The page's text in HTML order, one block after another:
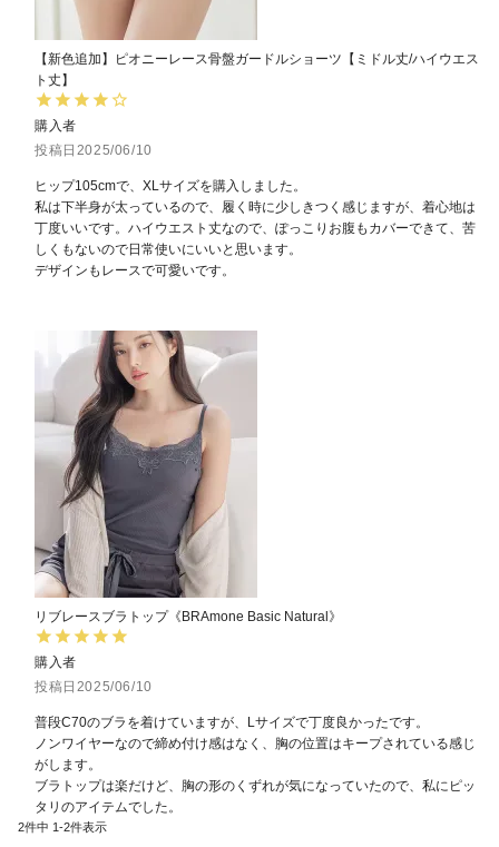
【新色追加】ピオニーレース骨盤ガードルショーツ【ミドル丈/ハイウエス
ト丈】
購入者
投稿日 2025/06/10
ヒップ105cmで、XLサイズを購入しました。
私は下半身が太っているので、履く時に少しきつく感じますが、着心地は
丁度いいです。ハイウエスト丈なので、ぽっこりお腹もカバーできて、苦
しくもないので日常使いにいいと思います。
デザインもレースで可愛いです。
リブレースブラトップ《BRAmone Basic Natural》
購入者
投稿日 2025/06/10
普段C70のブラを着けていますが、Lサイズで丁度良かったです。
ノンワイヤーなので締め付け感はなく、胸の位置はキープされている感じ
がします。
ブラトップは楽だけど、胸の形のくずれが気になっていたので、私にピッ
タリのアイテムでした。
2件中 1-2件表示